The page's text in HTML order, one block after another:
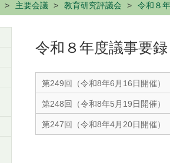
主要会議 教育研究評議会 令和８
令和８年度議事要録
第249回（令和8年6月16日開催）
第248回（令和8年5月19日開催）
第247回（令和8年4月20日開催）